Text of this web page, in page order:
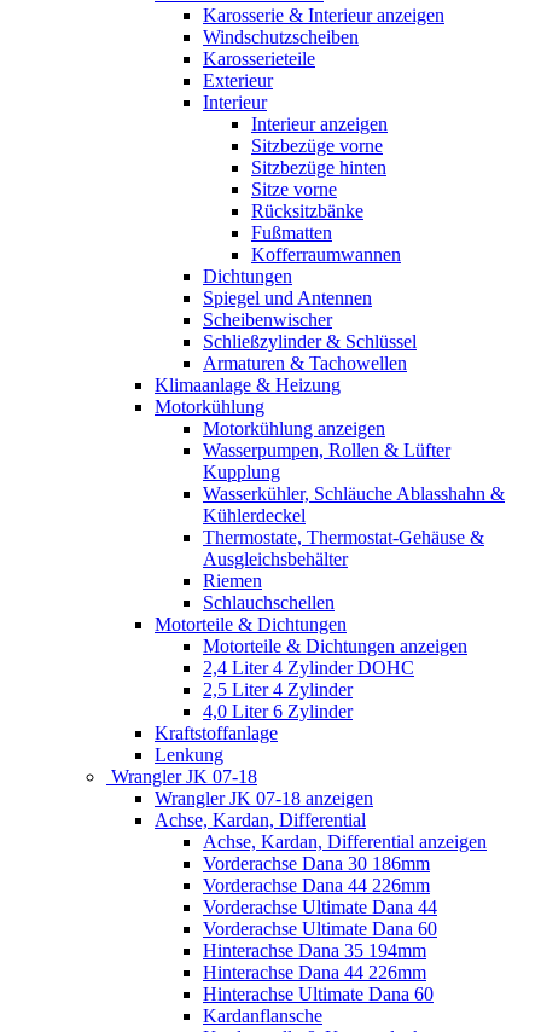
Karosserie & Interieur anzeigen
Windschutzscheiben
Karosserieteile
Exterieur
Interieur
Interieur anzeigen
Sitzbezüge vorne
Sitzbezüge hinten
Sitze vorne
Rücksitzbänke
Fußmatten
Kofferraumwannen
Dichtungen
Spiegel und Antennen
Scheibenwischer
Schließzylinder & Schlüssel
Armaturen & Tachowellen
Klimaanlage & Heizung
Motorkühlung
Motorkühlung anzeigen
Wasserpumpen, Rollen & Lüfter
Kupplung
Wasserkühler, Schläuche Ablasshahn &
Kühlerdeckel
Thermostate, Thermostat-Gehäuse &
Ausgleichsbehälter
Riemen
Schlauchschellen
Motorteile & Dichtungen
Motorteile & Dichtungen anzeigen
2,4 Liter 4 Zylinder DOHC
2,5 Liter 4 Zylinder
4,0 Liter 6 Zylinder
Kraftstoffanlage
Lenkung
Wrangler JK 07-18
Wrangler JK 07-18 anzeigen
Achse, Kardan, Differential
Achse, Kardan, Differential anzeigen
Vorderachse Dana 30 186mm
Vorderachse Dana 44 226mm
Vorderachse Ultimate Dana 44
Vorderachse Ultimate Dana 60
Hinterachse Dana 35 194mm
Hinterachse Dana 44 226mm
Hinterachse Ultimate Dana 60
Kardanflansche